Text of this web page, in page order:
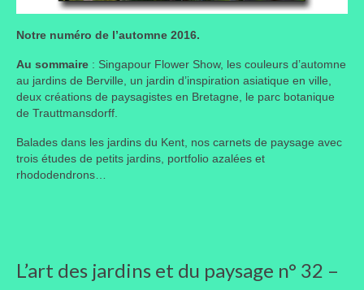
Flore
Arbustes
Graminées
Notre numéro de l’automne 2016.
Au sommaire : Singapour Flower Show, les couleurs d’automne
au jardins de Berville, un jardin d’inspiration asiatique en ville,
deux créations de paysagistes en Bretagne, le parc botanique
de Trauttmansdorff.
Balades dans les jardins du Kent, nos carnets de paysage avec
trois études de petits jardins, portfolio azalées et
rhododendrons…
L’art des jardins et du paysage n° 32 –